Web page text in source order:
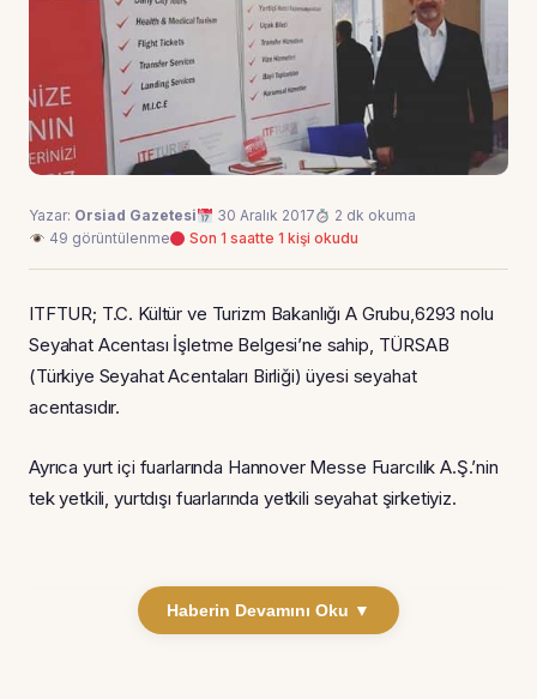
Yazar: Orsiad Gazetesi 30 Aralık 2017
2 dk okuma
49 görüntülenme
Son 1 saatte 1 kişi okudu
ITFTUR; T.C. Kültür ve Turizm Bakanlığı A Grubu,6293 nolu
Seyahat Acentası İşletme Belgesi’ne sahip, TÜRSAB
(Türkiye Seyahat Acentaları Birliği) üyesi seyahat
acentasıdır.
Ayrıca yurt içi fuarlarında Hannover Messe Fuarcılık A.Ş.’nin
tek yetkili, yurtdışı fuarlarında yetkili seyahat şirketiyiz.
Haberin Devamını Oku ▼